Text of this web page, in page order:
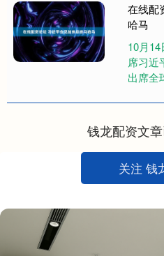
在线配
哈马
10月
席习近
出席全
建交65
钱龙配资文
关注 钱